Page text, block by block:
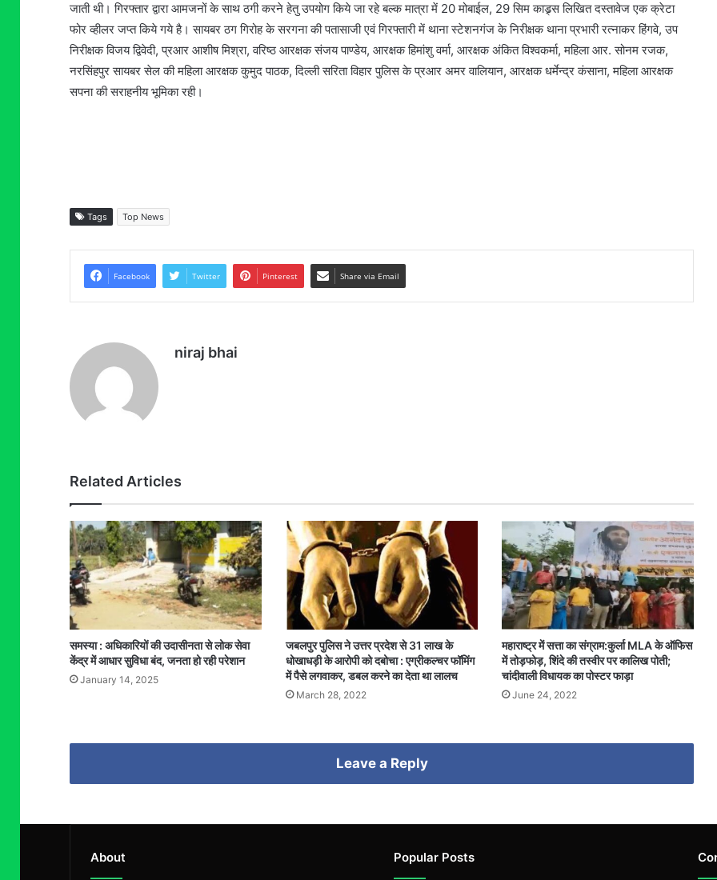
जाती थी। गिरफ्तार द्वारा आमजनों के साथ ठगी करने हेतु उपयोग किये जा रहे बल्क मात्रा में 20 मोबाईल, 29 सिम काड्र्स लिखित दस्तावेज एक क्रेटा
फोर व्हीलर जप्त किये गये है। सायबर ठग गिरोह के सरगना की पतासाजी एवं गिरफ्तारी में थाना स्टेशनगंज के निरीक्षक थाना प्रभारी रत्नाकर हिंगवे, उप
निरीक्षक विजय द्विवेदी, प्रआर आशीष मिश्रा, वरिष्ठ आरक्षक संजय पाण्डेय, आरक्षक हिमांशु वर्मा, आरक्षक अंकित विश्वकर्मा, महिला आर. सोनम रजक,
नरसिंहपुर सायबर सेल की महिला आरक्षक कुमुद पाठक, दिल्ली सरिता विहार पुलिस के प्रआर अमर वालियान, आरक्षक धर्मेन्द्र कंसाना, महिला आरक्षक
सपना की सराहनीय भूमिका रही।
Tags Top News
Facebook Twitter Pinterest Share via Email
niraj bhai
Related Articles
समस्या : अधिकारियों की उदासीनता से लोक सेवा
केंद्र में आधार सुविधा बंद, जनता हो रही परेशान
January 14, 2025
जबलपुर पुलिस ने उत्तर प्रदेश से 31 लाख के
धोखाधड़ी के आरोपी को दबोचा : एग्रीकल्चर फॉमिंग
में पैसे लगवाकर, डबल करने का देता था लालच
March 28, 2022
महाराष्ट्र में सत्ता का संग्राम:कुर्ला MLA के ऑफिस
में तोड़फोड़, शिंदे की तस्वीर पर कालिख पोती;
चांदीवाली विधायक का पोस्टर फाड़ा
June 24, 2022
Leave a Reply
About Popular Posts